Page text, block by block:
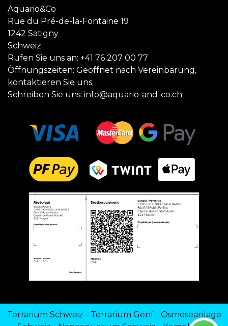
Aquario&Co
Rue du Pré-de-la-Fontaine 19
1242 Satigny
Schweiz
Rufen Sie uns an: +41 76 207 00 77
Öffnungszeiten: Geöffnet nach Vereinbarung,
kontaktieren Sie uns.
Schreiben Sie uns: info@aquario-and-co.ch
Terrarium Schweiz - Terrarium Genf- Osmoseanlage